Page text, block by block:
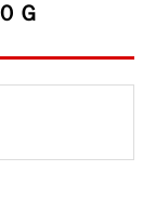
Ｇ